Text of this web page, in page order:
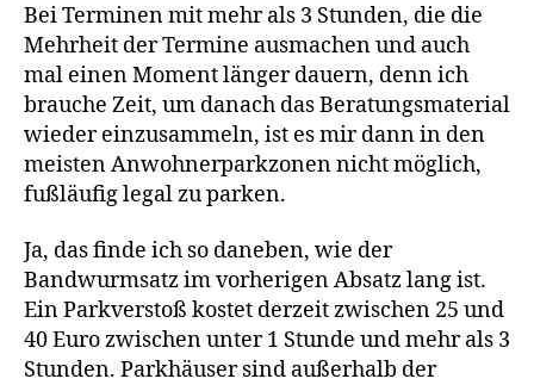
Bei Terminen mit mehr als 3 Stunden, die die
Mehrheit der Termine ausmachen und auch
mal einen Moment länger dauern, denn ich
brauche Zeit, um danach das Beratungsmaterial
wieder einzusammeln, ist es mir dann in den
meisten Anwohnerparkzonen nicht möglich,
fußläufig legal zu parken.
Ja, das finde ich so daneben, wie der
Bandwurmsatz im vorherigen Absatz lang ist.
Ein Parkverstoß kostet derzeit zwischen 25 und
40 Euro zwischen unter 1 Stunde und mehr als 3
Stunden. Parkhäuser sind außerhalb der